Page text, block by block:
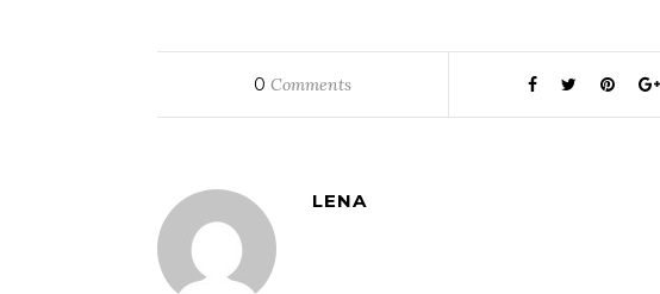
0 Comments
LENA